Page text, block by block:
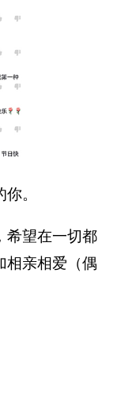
。
希望在一切都
相亲相爱（偶